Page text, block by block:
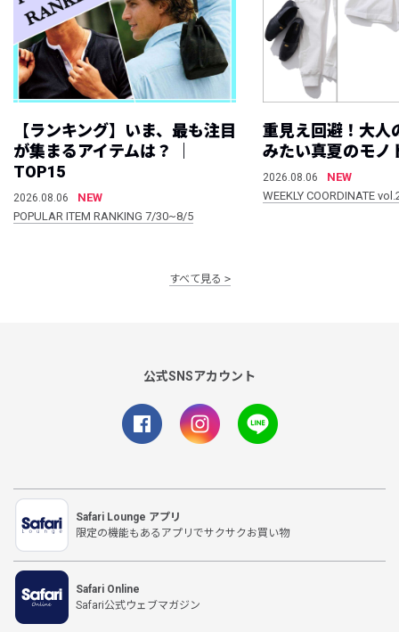
【ランキング】いま、最も注目
が集まるアイテムは？ ｜
TOP15
2026.08.06
NEW
POPULAR ITEM RANKING 7/30~8/5
重見え回避！大人
みたい真夏のモノ
2026.08.06
NEW
WEEKLY COORDINATE
すべて見る
公式SNSアカウント
Safari Lounge アプリ
限定の機能もあるアプリでサクサクお買い物
Safari Online
Safari公式ウェブマガジン